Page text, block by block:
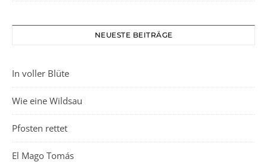
NEUESTE BEITRÄGE
In voller Blüte
Wie eine Wildsau
Pfosten rettet
El Mago Tomás